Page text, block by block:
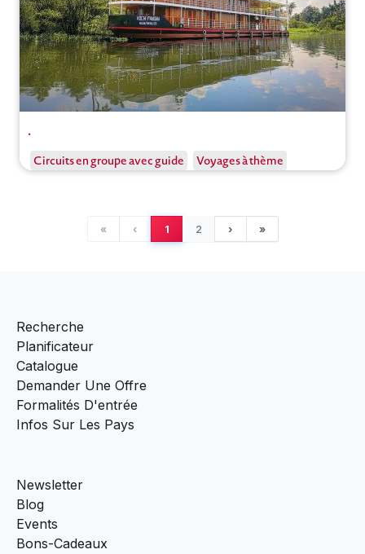
.
Circuits en groupe avec guide
Voyages à thème
« ‹ 1 2 › »
Recherche
Planificateur
Catalogue
Demander Une Offre
Formalités D'entrée
Infos Sur Les Pays
Newsletter
Blog
Events
Bons-Cadeaux